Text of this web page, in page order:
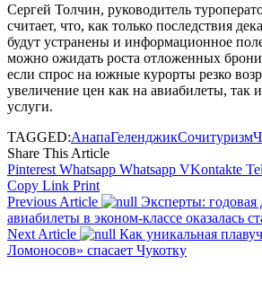
Сергей Толчин, руководитель
считает, что, как только последствия
будут устранены и информационное
можно ожидать роста отложенных
если спрос на южные курорты резко
увеличение цен как на авиабилеты, так
услуги.
TAGGED:АнапаГеленджикСочитуризм
Share This Article
Pinterest Whatsapp Whatsapp VKontakte
Copy Link Print
Previous Article
Эксперты:
авиабилеты в эконом-классе оказалась
Next Article
Как уникальная
Ломоносов» спасает Чукотку